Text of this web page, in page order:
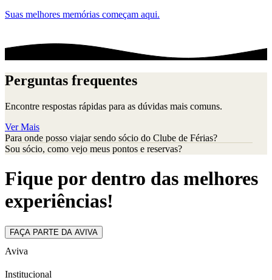
Suas melhores memórias começam aqui.
Perguntas frequentes
Encontre respostas rápidas para as dúvidas mais comuns.
Ver Mais
Para onde posso viajar sendo sócio do Clube de Férias?
Sou sócio, como vejo meus pontos e reservas?
Fique por dentro das melhores
experiências!
FAÇA PARTE DA AVIVA
Aviva
Institucional